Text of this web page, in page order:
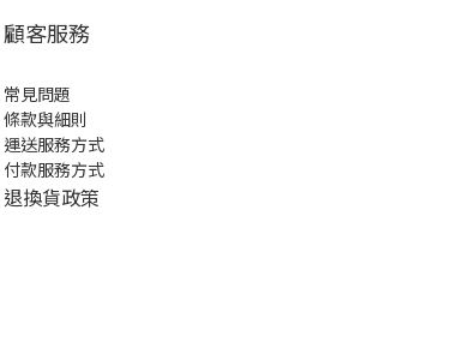
顧客服務
常見問題
條款與細則
運送服務方式
付款服務方式
退換貨政策